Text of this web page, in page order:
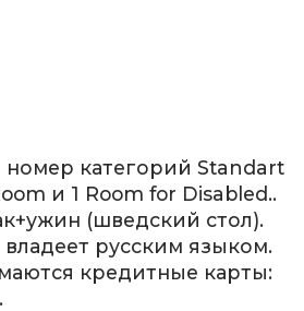
номер категорий Standart
и 1 Room for Disabled..
(шведский стол).
русским языком.
кредитные карты: